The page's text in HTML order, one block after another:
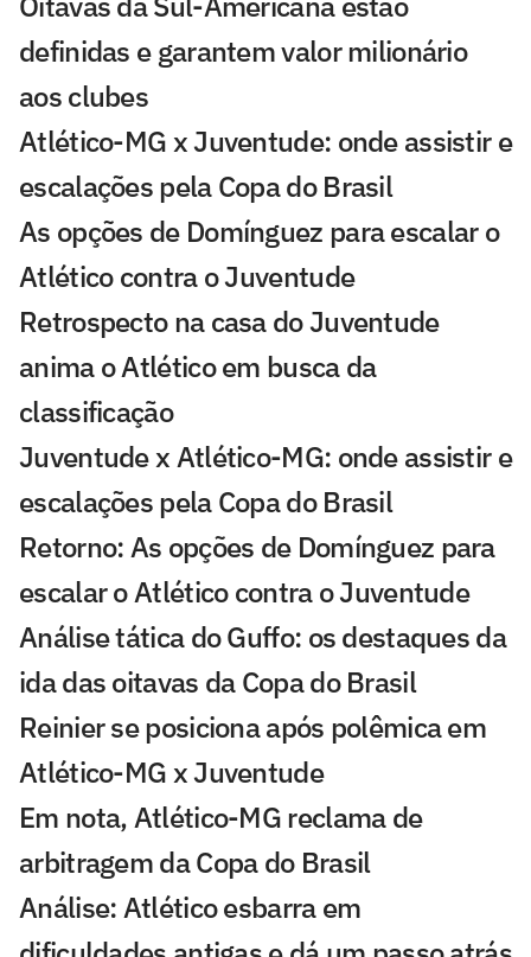
definidas e garantem valor milionário
aos clubes
Atlético-MG x Juventude: onde assistir e
escalações pela Copa do Brasil
As opções de Domínguez para escalar o
Atlético contra o Juventude
Retrospecto na casa do Juventude
anima o Atlético em busca da
classificação
Juventude x Atlético-MG: onde assistir e
escalações pela Copa do Brasil
Retorno: As opções de Domínguez para
escalar o Atlético contra o Juventude
Análise tática do Guffo: os destaques da
ida das oitavas da Copa do Brasil
Reinier se posiciona após polêmica em
Atlético-MG x Juventude
Em nota, Atlético-MG reclama de
arbitragem da Copa do Brasil
Análise: Atlético esbarra em